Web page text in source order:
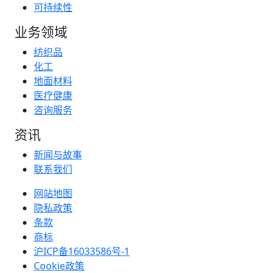
可持续性
业务领域
纺织品
化工
地面材料
医疗健康
咨询服务
资讯
新闻与故事
联系我们
网站地图
隐私政策
条款
商标
沪ICP备16033586号-1
Cookie政策